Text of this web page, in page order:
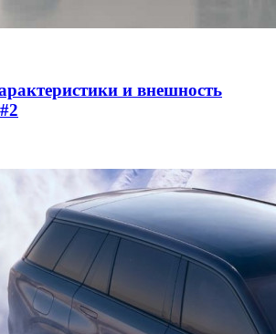
и внешность